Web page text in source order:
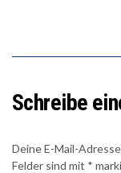
Schreibe
Deine E-Mail-
Felder sind mit *